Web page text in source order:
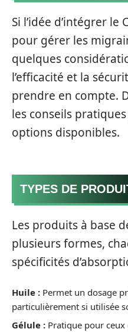
Si l’idée d’intégrer
pour gérer les
quelques
l’efficacité et la
prendre en compte.
les conseils
options disponibles.
TYPES DE
Les produits à base
plusieurs formes,
spécificités
Huile : Permet un dosage
particulièrement si utilisée
Gélule : Pratique pour